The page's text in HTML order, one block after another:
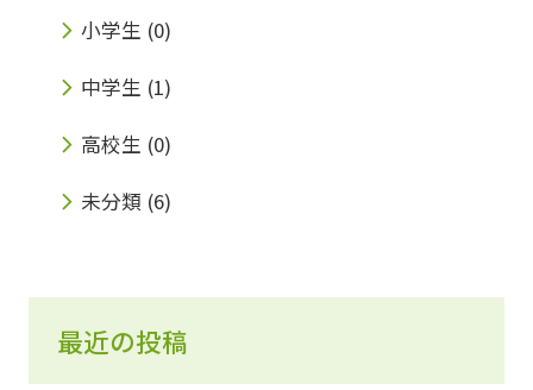
小学生 (0)
中学生 (1)
高校生 (0)
未分類 (6)
最近の投稿